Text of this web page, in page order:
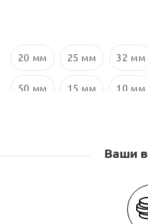
20 мм 25 мм 32 мм
50 мм 15 мм 10 мм
Ваши